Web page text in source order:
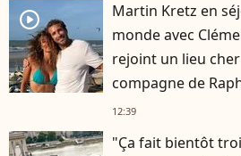
player2
Martin Kretz en
monde avec
rejoint un lieu cher
compagne de
12:39
"Ça fait bientôt